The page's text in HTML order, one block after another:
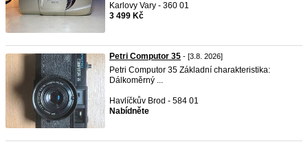
Karlovy Vary - 360 01
3 499 Kč
Petri Computor 35 - [3.8. 2026]
Petri Computor 35 Základní charakteristika:
Dálkoměrný ...
Havlíčkův Brod - 584 01
Nabídněte